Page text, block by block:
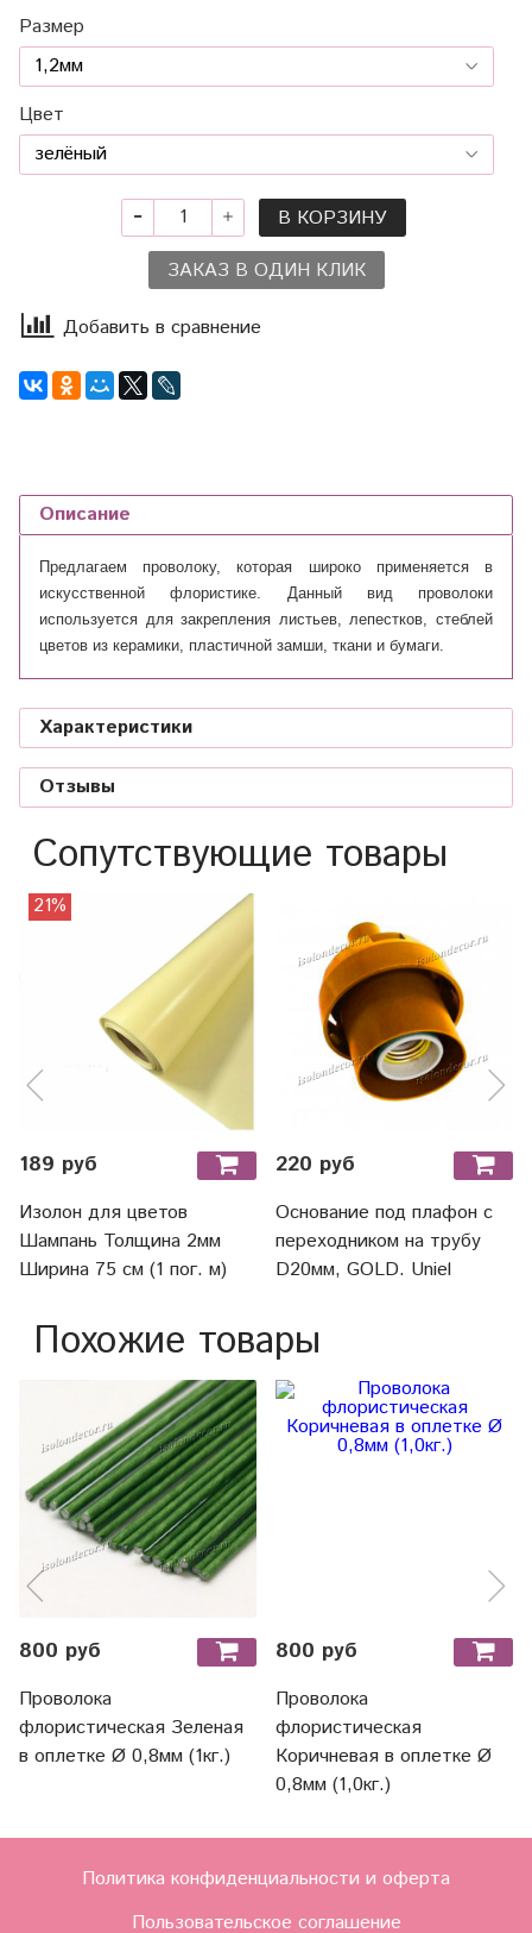
Размер
Цвет
В КОРЗИНУ
ЗАКАЗ В ОДИН КЛИК
Добавить в сравнение
Описание
Предлагаем проволоку, которая широко применяется в
искусственной флористике. Данный вид проволоки
используется для закрепления листьев, лепестков, стеблей
цветов из керамики, пластичной замши, ткани и бумаги.
Характеристики
Отзывы
Сопутствующие товары
21%
189 руб
Изолон для цветов
Шампань Толщина 2мм
Ширина 75 см (1 пог. м)
220 руб
Основание под плафон с
переходником на трубу
D20мм, GOLD. Uniel
Похожие товары
800 руб
Проволока
флористическая Зеленая
в оплетке Ø 0,8мм (1кг.)
800 руб
Проволока
флористическая
Коричневая в оплетке Ø
0,8мм (1,0кг.)
Политика конфиденциальности и оферта
Пользовательское соглашение